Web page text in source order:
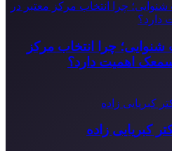
شنوایی؛ چرا انتخاب مرکز
اهمیت دارد؟
کبریایی زاده